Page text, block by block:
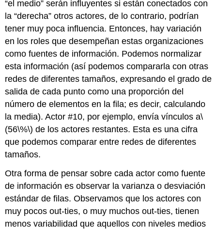
“el medio” serán influyentes si están conectados con
la “derecha” otros actores, de lo contrario, podrían
tener muy poca influencia. Entonces, hay variación
en los roles que desempeñan estas organizaciones
como fuentes de información. Podemos normalizar
esta información (así podemos compararla con otras
redes de diferentes tamaños, expresando el grado de
salida de cada punto como una proporción del
número de elementos en la fila; es decir, calculando
la media). Actor #10, por ejemplo, envía vínculos a\
(56\%\) de los actores restantes. Esta es una cifra
que podemos comparar entre redes de diferentes
tamaños.
Otra forma de pensar sobre cada actor como fuente
de información es observar la varianza o desviación
estándar de filas. Observamos que los actores con
muy pocos out-ties, o muy muchos out-ties, tienen
menos variabilidad que aquellos con niveles medios